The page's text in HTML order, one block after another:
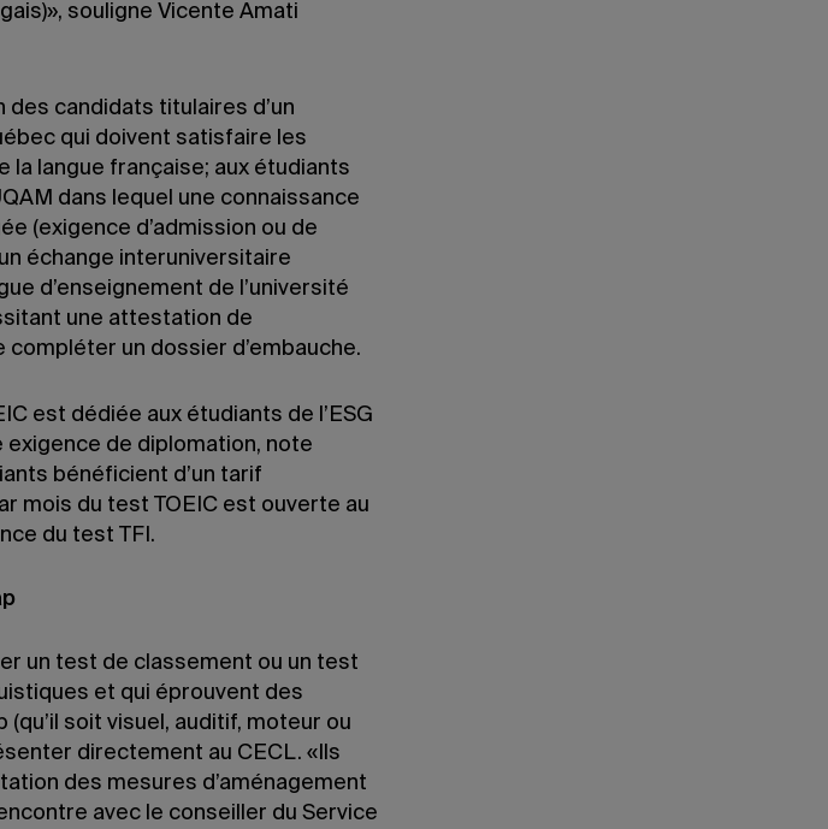
souligne Vicente Amati
candidats titulaires d’un
qui doivent satisfaire les
langue française; aux étudiants
dans lequel une connaissance
(exigence d’admission ou de
échange interuniversitaire
d’enseignement de l’université
une attestation de
un dossier d’embauche.
est dédiée aux étudiants de l’ESG
exigence de diplomation, note
bénéficient d’un tarif
mois du test TOEIC est ouverte au
du test TFI.
un test de classement ou un test
et qui éprouvent des
soit visuel, auditif, moteur ou
directement au CECL. «Ils
des mesures d’aménagement
avec le conseiller du Service